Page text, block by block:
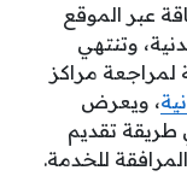
عبر الموقع
وتنتهي
لمراجعة مراكز
، ويعرض
طريقة تقديم
للخدمة.